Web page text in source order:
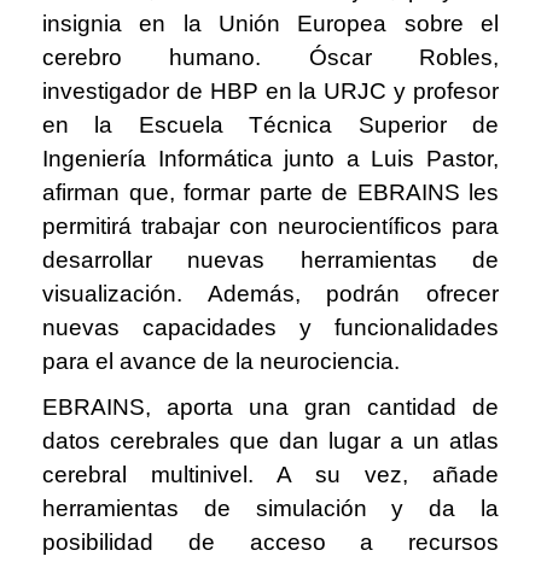
insignia en la Unión Europea sobre el
cerebro humano. Óscar Robles,
investigador de HBP en la URJC y profesor
en la Escuela Técnica Superior de
Ingeniería Informática junto a Luis Pastor,
afirman que, formar parte de EBRAINS les
permitirá trabajar con neurocientíficos para
desarrollar nuevas herramientas de
visualización. Además, podrán ofrecer
nuevas capacidades y funcionalidades
para el avance de la neurociencia.
EBRAINS, aporta una gran cantidad de
datos cerebrales que dan lugar a un atlas
cerebral multinivel. A su vez, añade
herramientas de simulación y da la
posibilidad de acceso a recursos